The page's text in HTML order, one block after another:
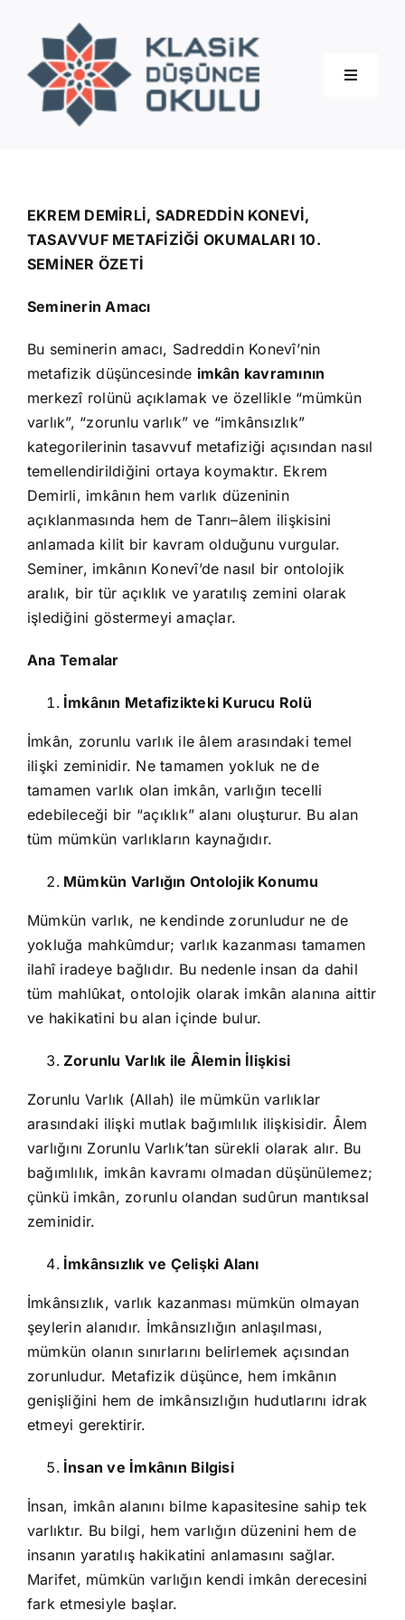
content
Toggle
Eğitimler
Blog
EKREM DEMİRLİ, SADREDDİN KONEVİ,
TASAVVUF METAFİZİĞİ OKUMALARI 10.
SEMİNER ÖZETİ
Seminerin Amacı
Bu seminerin amacı, Sadreddin Konevî’nin
metafizik düşüncesinde imkân kavramının
merkezî rolünü açıklamak ve özellikle “mümkün
varlık”, “zorunlu varlık” ve “imkânsızlık”
kategorilerinin tasavvuf metafiziği açısından nasıl
temellendirildiğini ortaya koymaktır. Ekrem
Demirli, imkânın hem varlık düzeninin
açıklanmasında hem de Tanrı–âlem ilişkisini
anlamada kilit bir kavram olduğunu vurgular.
Seminer, imkânın Konevî’de nasıl bir ontolojik
aralık, bir tür açıklık ve yaratılış zemini olarak
işlediğini göstermeyi amaçlar.
Ana Temalar
İmkânın Metafizikteki Kurucu Rolü
İmkân, zorunlu varlık ile âlem arasındaki temel
ilişki zeminidir. Ne tamamen yokluk ne de
tamamen varlık olan imkân, varlığın tecelli
edebileceği bir “açıklık” alanı oluşturur. Bu alan
tüm mümkün varlıkların kaynağıdır.
Mümkün Varlığın Ontolojik Konumu
Mümkün varlık, ne kendinde zorunludur ne de
yokluğa mahkûmdur; varlık kazanması tamamen
ilahî iradeye bağlıdır. Bu nedenle insan da dahil
tüm mahlûkat, ontolojik olarak imkân alanına aittir
ve hakikatini bu alan içinde bulur.
Zorunlu Varlık ile Âlemin İlişkisi
Zorunlu Varlık (Allah) ile mümkün varlıklar
arasındaki ilişki mutlak bağımlılık ilişkisidir. Âlem
varlığını Zorunlu Varlık’tan sürekli olarak alır. Bu
bağımlılık, imkân kavramı olmadan düşünülemez;
çünkü imkân, zorunlu olandan sudûrun mantıksal
zeminidir.
İmkânsızlık ve Çelişki Alanı
İmkânsızlık, varlık kazanması mümkün olmayan
şeylerin alanıdır. İmkânsızlığın anlaşılması,
mümkün olanın sınırlarını belirlemek açısından
zorunludur. Metafizik düşünce, hem imkânın
genişliğini hem de imkânsızlığın hudutlarını idrak
etmeyi gerektirir.
İnsan ve İmkânın Bilgisi
İnsan, imkân alanını bilme kapasitesine sahip tek
varlıktır. Bu bilgi, hem varlığın düzenini hem de
insanın yaratılış hakikatini anlamasını sağlar.
Marifet, mümkün varlığın kendi imkân derecesini
fark etmesiyle başlar.